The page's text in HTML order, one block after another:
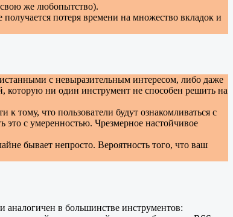
же любопытство).
потеря времени на множество вкладок и
с невыразительным интересом, либо даже
которую ни один инструмент не способен решить на
тому, что пользователи будут ознакомливаться с
это с умеренностью. Чрезмерное настойчивое
бывает непросто. Вероятность того, что ваш
аналогичен в большинстве инструментов: